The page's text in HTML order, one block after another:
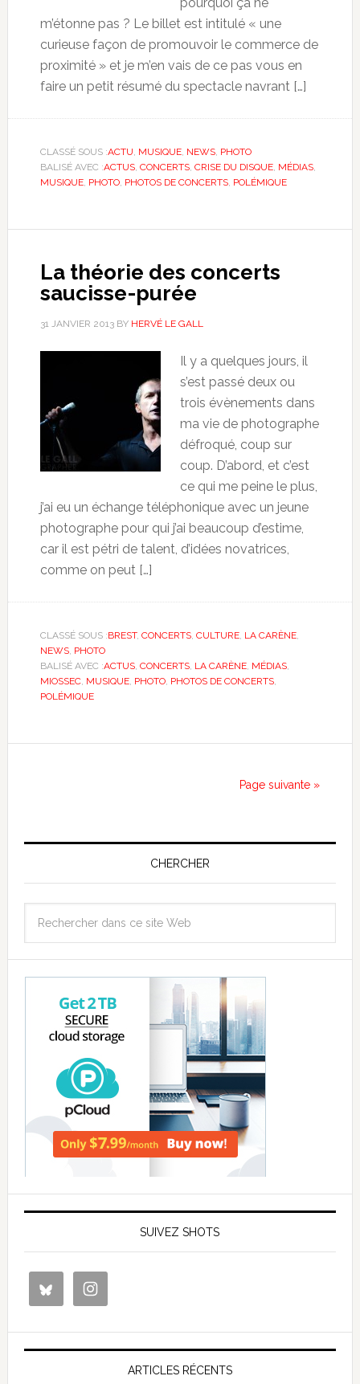
m’étonne pas ? Le billet est intitulé « une
curieuse façon de promouvoir le commerce de
proximité » et je m’en vais de ce pas vous en
faire un petit résumé du spectacle navrant […]
CLASSÉ SOUS :ACTU MUSIQUE, NEWS, PHOTO
BALISÉ AVEC :ACTUS, CONCERTS, CRISE DU DISQUE, MÉDIAS,
MUSIQUE, PHOTO, PHOTOS DE CONCERTS, POLÉMIQUE
La théorie des concerts
saucisse-purée
31 JANVIER 2013BY HERVÉ LE GALL
Il y a quelques jours, il
s’est passé deux ou
trois évènements dans
ma vie de photographe
défroqué, coup sur
coup. D’abord, et c’est
ce qui me peine le plus,
j’ai eu un échange téléphonique avec un jeune
photographe pour qui j’ai beaucoup d’estime,
car il est pétri de talent, d’idées novatrices,
comme on peut […]
CLASSÉ SOUS :BREST, CONCERTS, CULTURE, LA CARÈNE,
NEWS, PHOTO
BALISÉ AVEC :ACTUS, CONCERTS, LA CARÈNE, MÉDIAS,
MIOSSEC, MUSIQUE, PHOTO, PHOTOS DE CONCERTS,
POLÉMIQUE
Page suivante »
CHERCHER
SUIVEZ SHOTS
ARTICLES RÉCENTS